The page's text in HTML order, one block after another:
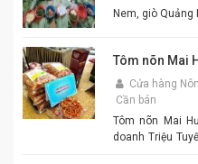
Nem, giò Quảng
Tôm nõn Mai
Cửa hàng
Cần bán
Tôm nõn Mai
doanh Triệu